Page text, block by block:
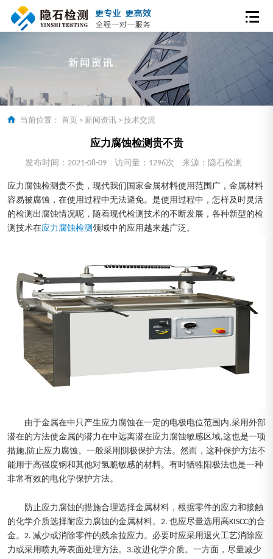
当前位置： 首页 > 新闻资讯 > 技术交流
应力腐蚀检测贵不贵
发布时间：2021-08-09 访问量：1296次 来源：隐石检测
应力腐蚀检测贵不贵，现代我们国家金属材料使用范围广，金属材料
容易被腐蚀，在使用过程中无法避免。是使用过程中，怎样及时灵活
的检测出腐蚀情况呢，随着现代检测技术的不断发展，各种新型的检
测技术在应力腐蚀检测 领域中的应用越来越广泛。
由于金属在中只产生应力腐蚀在一定的电极电位范围内,采用外部
潜在的方法使金属的潜力在中远离潜在应力腐蚀敏感区域,这也是一项
措施,防止应力腐蚀。一般采用阴极保护方法。然而，这种保护方法不
能用于高强度钢和其他对氢脆敏感的材料。有时牺牲阳极法也是一种
非常有效的电化学保护方法。
防止应力腐蚀的措施合理选择金属材料，根据零件的应力和接触
的化学介质选择耐应力腐蚀的金属材料。2. 也应尽量选用高KISCC的合
金。2. 减少或消除零件的残余拉应力。必要时应采用退火工艺消除应
力或采用喷丸等表面处理方法。3.改进化学介质。一方面，尽量减少